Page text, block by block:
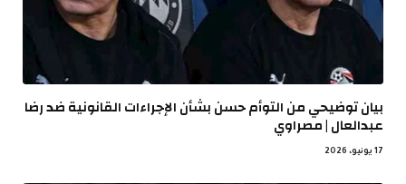
بيان توضيحي من التوأم حسن بشأن الإجراءات القانونية ضد رضا
عبدالعال | مصراوي
17 يونيو، 2026